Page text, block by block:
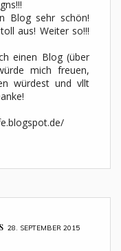
Blog sehr schön!
aus! Weiter so!!!
einen Blog (über
mich freuen,
würdest und vllt
28. SEPTEMBER 2015